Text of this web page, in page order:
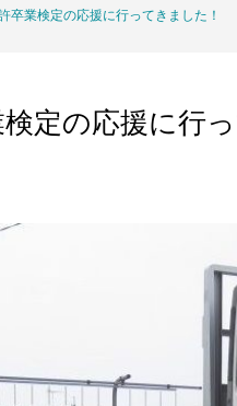
卒業検定の応援に行ってきました！
定の応援に行